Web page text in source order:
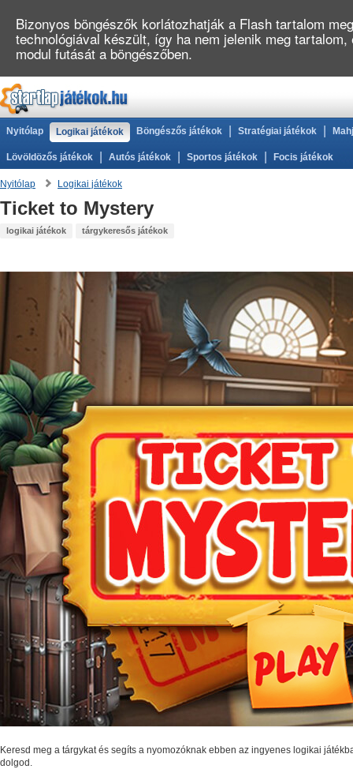
Nyitólap Logikai játékok Böngészős játékok Stratégiai játékok
Lövöldözős játékok Autós játékok Sportos játékok Focis játékok
Nyitólap Logikai játékok
Ticket to Mystery
logikai játékok tárgykeresős játékok
Keresd meg a tárgykat és segíts a nyomozóknak ebben az ingyenes logikai
dolgod.
Bizonyos böngészők korlátozhatják a Flash tartalom
technológiával készült, így ha nem jelenik meg
modul futását a böngészőben.